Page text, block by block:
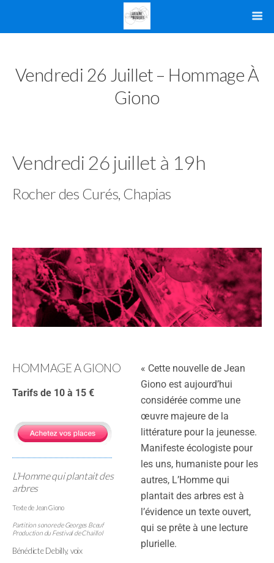
Vendredi 26 Juillet – Hommage À
Giono
Vendredi 26 juillet à 19h
Rocher des Curés, Chapias
HOMMAGE A GIONO
Tarifs de 10 à 15 €
L’Homme qui plantait des
arbres
Texte de Jean Giono
Partition sonore de Georges Bceuf
Production du Festival de Chaillol
Bénédicte Debilly, voix
« Cette nouvelle de Jean
Giono est aujourd’hui
considérée comme une
œuvre majeure de la
littérature pour la jeunesse.
Manifeste écologiste pour
les uns, humaniste pour les
autres, L’Homme qui
plantait des arbres est à
l’évidence un texte ouvert,
qui se prête à une lecture
plurielle.